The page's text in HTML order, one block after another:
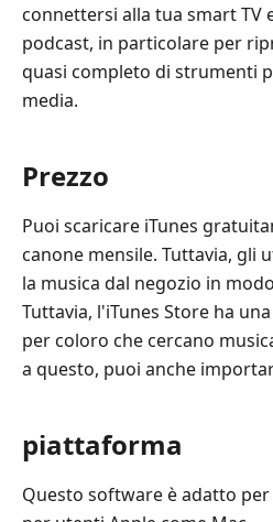
connettersi alla tua smart
podcast, in particolare per
quasi completo di strumenti
media.
Prezzo
Puoi scaricare iTunes
canone mensile. Tuttavia, gli
la musica dal negozio in
Tuttavia, l'iTunes Store ha
per coloro che cercano
a questo, puoi anche
piattaforma
Questo software è adatto